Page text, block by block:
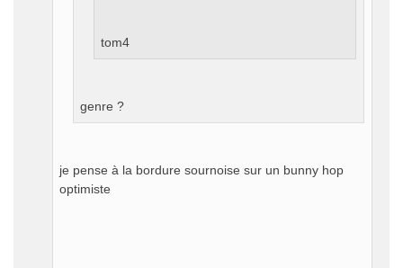
tom4
genre ?
je pense à la bordure sournoise sur un bunny hop
optimiste